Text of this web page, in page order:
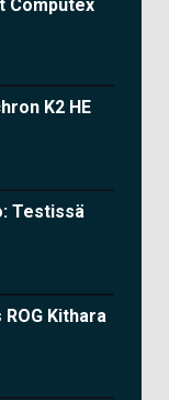
Computex
K2 HE
Testissä
Kithara